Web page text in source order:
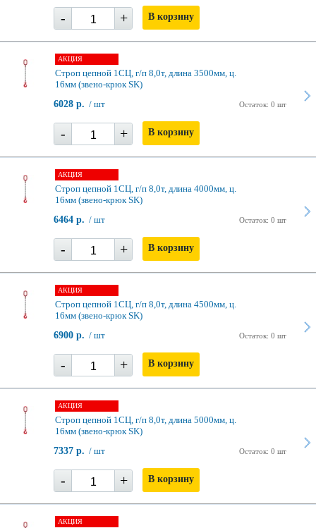
- + В корзину
АКЦИЯ
Строп цепной 1СЦ, г/п 8,0т, длина 3500мм, ц.
16мм (звено-крюк SK)
Остаток: 0 шт
6028 р. / шт
- + В корзину
АКЦИЯ
Строп цепной 1СЦ, г/п 8,0т, длина 4000мм, ц.
16мм (звено-крюк SK)
Остаток: 0 шт
6464 р. / шт
- + В корзину
АКЦИЯ
Строп цепной 1СЦ, г/п 8,0т, длина 4500мм, ц.
16мм (звено-крюк SK)
Остаток: 0 шт
6900 р. / шт
- + В корзину
АКЦИЯ
Строп цепной 1СЦ, г/п 8,0т, длина 5000мм, ц.
16мм (звено-крюк SK)
Остаток: 0 шт
7337 р. / шт
- + В корзину
АКЦИЯ